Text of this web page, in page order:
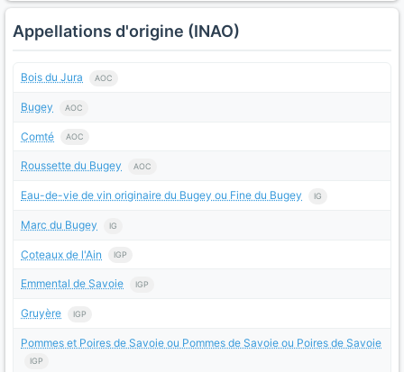
Appellations d'origine (INAO)
Bois du Jura AOC
Bugey AOC
Comté AOC
Roussette du Bugey AOC
Eau-de-vie de vin originaire du Bugey ou Fine du Bugey IG
Marc du Bugey IG
Coteaux de l'Ain IGP
Emmental de Savoie IGP
Gruyère IGP
Pommes et Poires de Savoie ou Pommes de Savoie ou Poires de Savoie
IGP